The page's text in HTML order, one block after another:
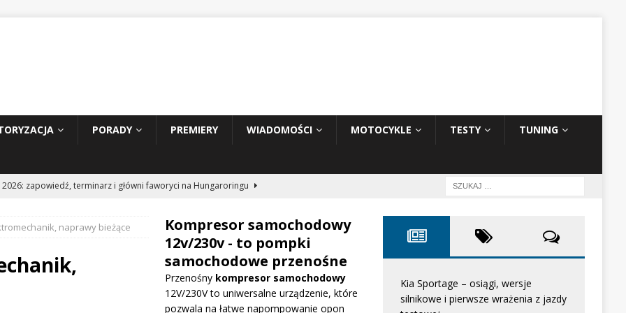
PORADY PREMIERY WIADOMOŚCI MOTOCYKLE TESTY TUNING
2026: zapowiedź, terminarz i główni faworyci na Hungaroringu
2: Tom Cruise wraca za kierownicę NASCAR
WIADOMOŚCI
dużą aktualizację na GP Węgier i testuje skrzydło Macarena
naprawy bieżące
Kompresor samochodowy
12v/230v - to pompki
samochodowe przenośne
Przenośny kompresor samochodowy
12V/230V to uniwersalne urządzenie, które
pozwala na łatwe napompowanie opon
Kia Sportage – osiągi, wersje
silnikowe i pierwsze wrażenia z jazdy